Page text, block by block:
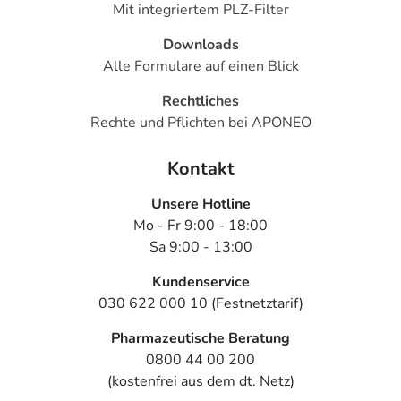
Wie kommt es zu einer Erkältung?
Faktoren wie Kälte, Stress, unausgewogene Ernährung,
Krankheiten oder Medikamente können das
Immunsystem schwächen und die Wahrscheinlichkeit
sorgen dafür, dass man sich erkältet. Diese fängt man sich
öffentlichen Verkehrsmitteln, am Arbeitsplatz oder im
Kindergarten. Deshalb ist es wichtig, bei den ersten
Anzeichen einer Erkältung – z.B. Kribbeln in der Nase,
Kratzen im Hals, Kopfschmerzen und allgemeiner
Abgeschlagenheit – die eigene Immunabwehr zu stärken.
Am besten, bevor weitere Beschwerden wie Husten,
Schnupfen und Halsschmerzen hinzukommen. Oft lässt
sich so der Erkältungsverlauf mildern.
Mit integriertem PLZ-Filter
Downloads
Alle Formulare auf einen Blick
Rechtliches
Rechte und Pflichten bei APONEO
Kontakt
Unsere Hotline
Mo - Fr 9:00 - 18:00
Sa 9:00 - 13:00
Kundenservice
030 622 000 10 (Festnetztarif)
Pharmazeutische Beratung
0800 44 00 200
(kostenfrei aus dem dt. Netz)